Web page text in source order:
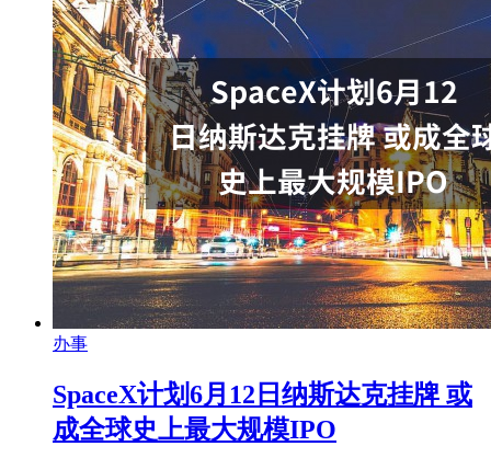
办事
SpaceX计划6月12日纳斯达克挂牌 或
成全球史上最大规模IPO